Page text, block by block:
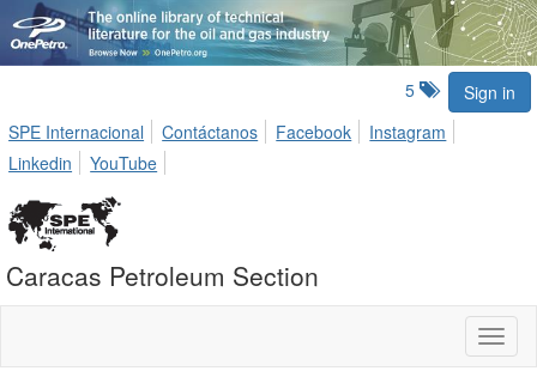
Sign in
5
SPE Internacional
Contáctanos Facebook
Instagram
Linkedin
YouTube
Caracas Petroleum Section